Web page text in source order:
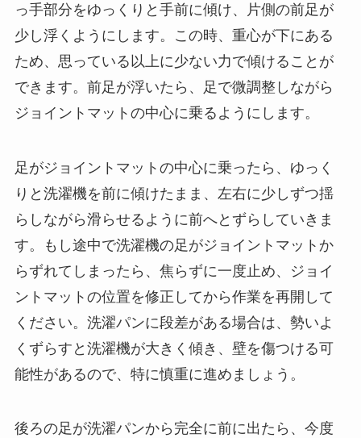
っ手部分をゆっくりと手前に傾け、片側の前足が
少し浮くようにします。この時、重心が下にある
ため、思っている以上に少ない力で傾けることが
できます。前足が浮いたら、足で微調整しながら
ジョイントマットの中心に乗るようにします。
足がジョイントマットの中心に乗ったら、ゆっく
りと洗濯機を前に傾けたまま、左右に少しずつ揺
らしながら滑らせるように前へとずらしていきま
す。もし途中で洗濯機の足がジョイントマットか
らずれてしまったら、焦らずに一度止め、ジョイ
ントマットの位置を修正してから作業を再開して
ください。洗濯パンに段差がある場合は、勢いよ
くずらすと洗濯機が大きく傾き、壁を傷つける可
能性があるので、特に慎重に進めましょう。
後ろの足が洗濯パンから完全に前に出たら、今度